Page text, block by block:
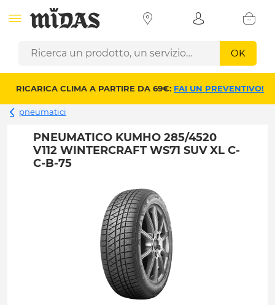
OK
RICARICA CLIMA A PARTIRE DA 69€: FAI UN PREVENTIVO!
pneumatici
PNEUMATICO KUMHO 285/4520
V112 WINTERCRAFT WS71 SUV XL C-
C-B-75